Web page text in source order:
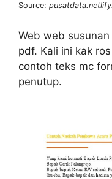
Source:
Web web
pdf. Kali ini kak
contoh teks mc
penutup.